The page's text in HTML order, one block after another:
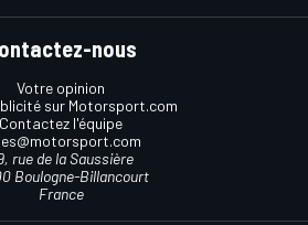
nous
Votre opinion
sur Motorsport.com
Contactez l'équipe
rue de la Saussière
Boulogne-Billancourt
France